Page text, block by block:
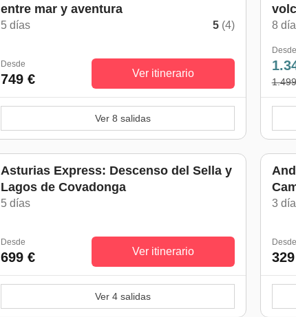
entre mar y aventura
5 días 5 (4)
Desde
749 € Ver itinerario
Ver 8 salidas
8
Desde
Asturias Express: Descenso del Sella y
Lagos de Covadonga
5 días
Desde
699 € Ver itinerario
Ver 4 salidas
3
Desde